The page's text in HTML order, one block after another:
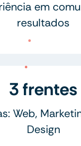
em
resultados
3 frentes
Web,
Design